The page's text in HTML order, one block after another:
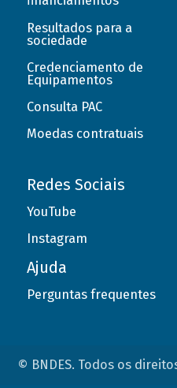
Resultados para a
sociedade
Credenciamento de
Equipamentos
Consulta PAC
Moedas contratuais
Redes Sociais
YouTube
Instagram
Ajuda
Perguntas frequentes
© BNDES. Todos os